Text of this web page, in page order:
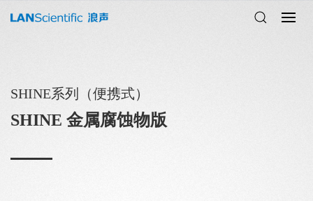
SHINE系列（便携式）
SHINE 金属腐蚀物版